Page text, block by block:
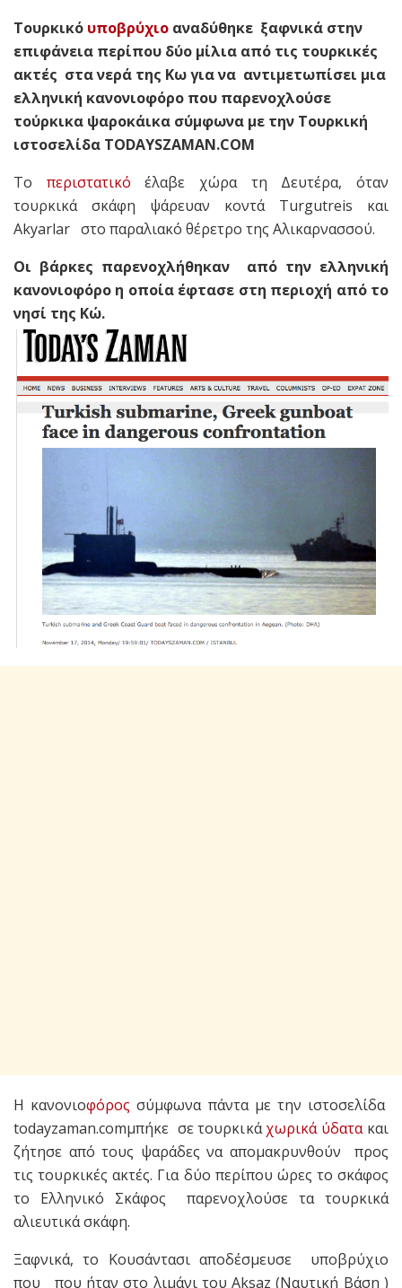
Τουρκικό υποβρύχιο αναδύθηκε ξαφνικά στην
επιφάνεια περίπου δύο μίλια από τις τουρκικές
ακτές στα νερά της Κω για να αντιμετωπίσει μια
ελληνική κανονιοφόρο που παρενοχλούσε
τούρκικα ψαροκάικα σύμφωνα με την Τουρκική
ιστοσελίδα TODAYSZAMAN.COM
Το περιστατικό έλαβε χώρα τη Δευτέρα, όταν
τουρκικά σκάφη ψάρευαν κοντά Turgutreis και
Akyarlar στο παραλιακό θέρετρο της Αλικαρνασσού.
Οι βάρκες παρενοχλήθηκαν από την ελληνική
κανονιοφόρο η οποία έφτασε στη περιοχή από το
νησί της Κώ.
Η κανονιοφόρος σύμφωνα πάντα με την ιστοσελίδα
todayzaman.comμπήκε σε τουρκικάχωρικά ύδατακαι
ζήτησε από τους ψαράδες να απομακρυνθούν προς
τις τουρκικές ακτές. Για δύο περίπου ώρες το σκάφος
το Ελληνικό Σκάφος παρενοχλούσε τα τουρκικά
αλιευτικά σκάφη.
Ξαφνικά, το Κουσάντασι αποδέσμευσε υποβρύχιο
που που ήταν στο λιμάνι του Aksaz (Ναυτική Βάση )